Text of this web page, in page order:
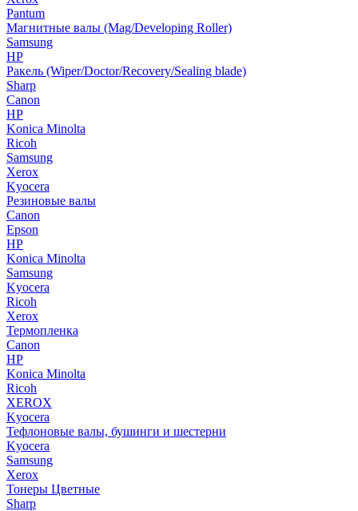
Pantum
Магнитные валы (Mag/Developing Roller)
Samsung
HP
Ракель (Wiper/Doctor/Recovery/Sealing blade)
Sharp
Canon
HP
Konica Minolta
Ricoh
Samsung
Xerox
Kyocera
Резиновые валы
Canon
Epson
HP
Konica Minolta
Samsung
Kyocera
Ricoh
Xerox
Термопленка
Canon
HP
Konica Minolta
Ricoh
XEROX
Kyocera
Тефлоновые валы, бушинги и шестерни
Kyocera
Samsung
Xerox
Тонеры Цветные
Sharp